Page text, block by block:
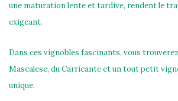
une maturation lente et tardive, rendent le
exigeant.
Dans ces vignobles fascinants, vous
Mascalese, du Carricante et un tout petit
unique.